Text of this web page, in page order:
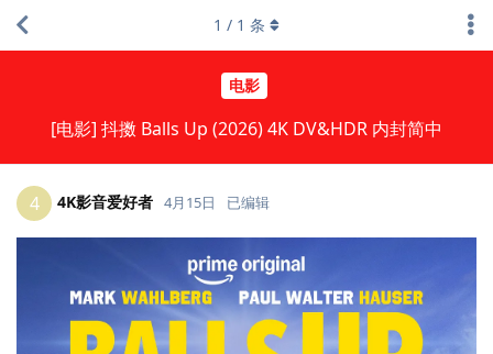
电影
[电影] 抖擞 Balls Up (2026) 4K DV&HDR 内封简中
1 / 1 条
4 4K影音爱好者 4月15日 已编辑